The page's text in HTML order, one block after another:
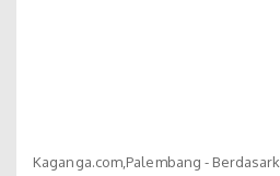
Kaganga.com,Palembang -